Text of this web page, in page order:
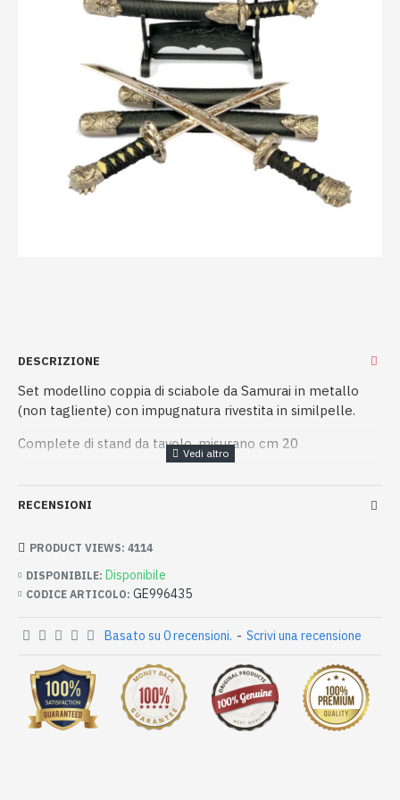
DESCRIZIONE
Set modellino coppia di sciabole da Samurai in metallo
(non tagliente) con impugnatura rivestita in similpelle.
Complete di stand da tavolo, misurano cm 20
RECENSIONI
DISPONIBILE: Disponibile
CODICE ARTICOLO: GE996435
PRODUCT VIEWS: 4114
Basato su 0 recensioni. - Scrivi una recensione